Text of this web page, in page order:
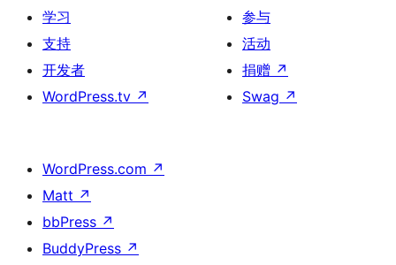
学习
支持
开发者
WordPress.tv ↗
参与
活动
捐赠 ↗
Swag ↗
WordPress.com ↗
Matt ↗
bbPress ↗
BuddyPress ↗